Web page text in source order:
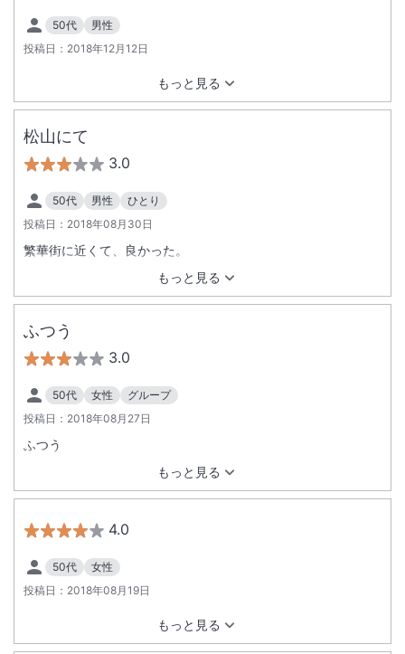
50代
男性
投稿日： 2018年12月12日
もっと見る
松山にて
3.0
50代 男性
ひとり
投稿日： 2018年08月30日
もっと見る
繁華街に近くて、良かった。
ふつう
3.0
50代 女性
グループ
投稿日： 2018年08月27日
もっと見る
ふつう
4.0
50代
女性
投稿日： 2018年08月19日
もっと見る